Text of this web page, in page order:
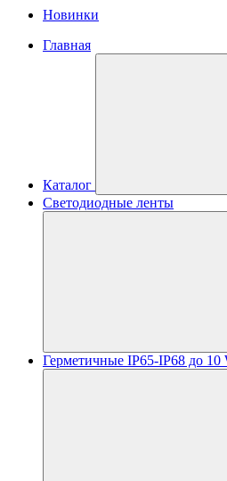
Новинки
Главная
Каталог
Светодиодные ленты
Герметичные IP65-IP68 до 10